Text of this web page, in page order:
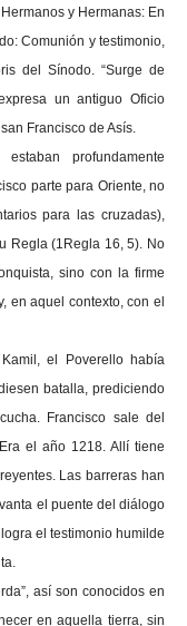
y Hermanas: En
Comunión y testimonio,
del Sínodo. “Surge de
un antiguo Oficio
Francisco de Asís.
profundamente
parte para Oriente, no
para las cruzadas),
Regla (1Regla 16, 5). No
sino con la firme
en aquel contexto, con el
el Poverello había
batalla, prediciendo
Francisco sale del
el año 1218. Allí tiene
Las barreras han
el puente del diálogo
el testimonio humilde
así son conocidos en
en aquella tierra, sin